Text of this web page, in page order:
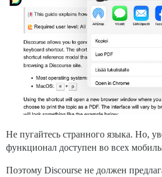
Не пугайтесь странного языка. Но,
функционал доступен во всех
Поэтому Discourse не должен